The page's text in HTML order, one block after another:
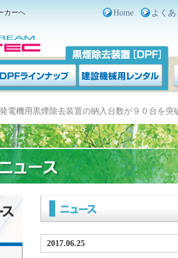
カーへ Home よく
電機用黒煙除去装置の納入台数が９０台を突
2017.06.25